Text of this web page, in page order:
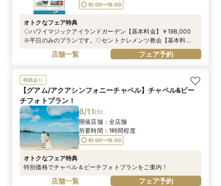
10:00〜19:00
オトクなフェア特典
◇ハワイマジックアイランドガーデン【基本料金】￥198,000
※平日のみのプランです。◇セントクレメンツ教会【基本料
金】￥298,000 ※平日のみのプランです。＜---プレゼント--
-＞①造花ブーケ＆ブートニア②ウェディングカラーシャツ・ブ
シャワー10名分
店舗一覧 フェア予約
特典あり
【グアム/アクアシンフォニーチャペル】チャペル&ビー
チフォトプラン！
8/11(火)
開催店舗： 全店舗
所要時間： 1時間程度
10:00〜19:00
オトクなフェア特典
特別価格でチャペル＆ビーチフォトプランをご案内！
店舗一覧 フェア予約